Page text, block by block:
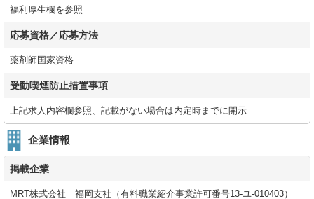
福利厚生欄を参照
応募資格／応募方法
薬剤師国家資格
受動喫煙防止措置事項
上記求人内容欄参照、記載がない場合は内定時までに開示
企業情報
掲載企業
MRT株式会社 福岡支社（有料職業紹介事業許可番号13-ユ-010403）